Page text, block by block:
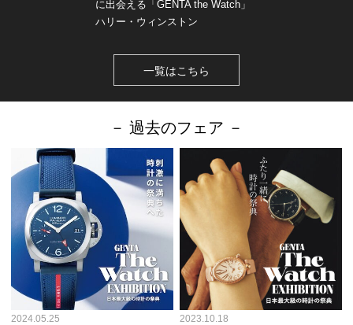
に出会える「GENTA the Watch」
ハリー・ウィンストン
一覧はこちら
－ 過去のフェア －
2024.05.25 2023.10.18